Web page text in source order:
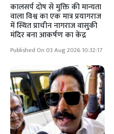
कालसर्प दोष से मुक्ति की मान्यता
वाला विश्व का एक मात्र प्रयागराज
में स्थित प्राचीन नागराज वासुकी
मंदिर बना आकर्षण का केंद्र
Published On 03 Aug 2026 10:32:17